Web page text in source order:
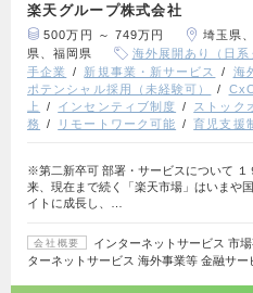
楽天グループ株式会社
500万円 ～ 749万円
埼玉県
県、福岡県
海外展開あり（日系
手企業
新規事業・新サービス 海
ポテンシャル採用（未経験可）
上
インセンティブ制度 ストック
務
リモートワーク可能 育児支援
※第二新卒可 部署・サービスについて １
来、現在まで続く「楽天市場」はいまや
イトに成長し、…
会社概要
インターネットサービス 市
ターネットサービス 海外事業等 金融サ